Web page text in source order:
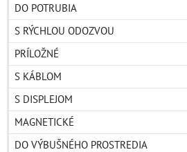
DO POTRUBIA
S RÝCHLOU ODOZVOU
PRÍLOŽNÉ
S KÁBLOM
S DISPLEJOM
MAGNETICKÉ
DO VÝBUŠNÉHO PROSTREDIA